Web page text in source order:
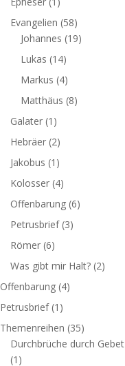
Evangelien (58)
Johannes (19)
Lukas (14)
Markus (4)
Matthäus (8)
Galater (1)
Hebräer (2)
Jakobus (1)
Kolosser (4)
Offenbarung (6)
Petrusbrief(3)
Römer (6)
Was gibt mir Halt? (2)
Offenbarung (4)
Petrusbrief(1)
Themenreihen (35)
Durchbrüche durch Gebet
(1)